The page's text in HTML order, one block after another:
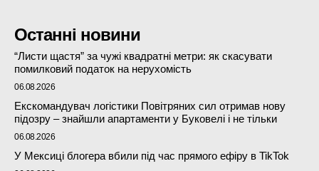
Останні новини
“Листи щастя” за чужі квадратні метри: як скасувати
помилковий податок на нерухомість
06.08.2026
Екскомандувач логістики Повітряних сил отримав нову
підозру – знайшли апартаменти у Буковелі і не тільки
06.08.2026
У Мексиці блогера вбили під час прямого ефіру в TikTok